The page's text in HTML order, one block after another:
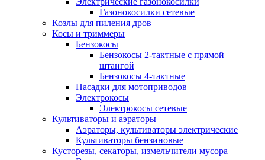
Газонокосилки сетевые
Козлы для пиления дров
Косы и триммеры
Бензокосы
Бензокосы 2-тактные с прямой
штангой
Бензокосы 4-тактные
Насадки для мотоприводов
Электрокосы
Электрокосы сетевые
Культиваторы и аэраторы
Аэраторы, культиваторы электрические
Культиваторы бензиновые
Кусторезы, секаторы, измельчители мусора